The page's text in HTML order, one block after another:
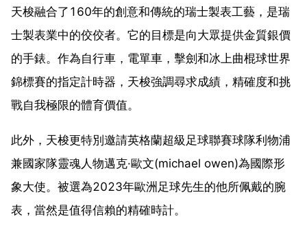
天梭融合了160年的創意和傳統的瑞士製表工藝，是瑞
士製表業中的佼佼者。它的目標是向大眾提供金質銀價
的手錶。作為自行車，電單車，擊劍和冰上曲棍球世界
錦標賽的指定計時器，天梭強調尋求成績，精確度和挑
戰自我極限的體育價值。
此外，天梭更特別邀請英格蘭超級足球聯賽球隊利物浦
兼國家隊靈魂人物邁克·歐文(michael owen)為國際形
象大使。被選為2023年歐洲足球先生的他所佩戴的腕
表，當然是值得信賴的精確時計。